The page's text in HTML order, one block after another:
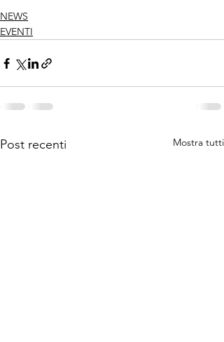
NEWS
EVENTI
Post recenti Mostra tutti